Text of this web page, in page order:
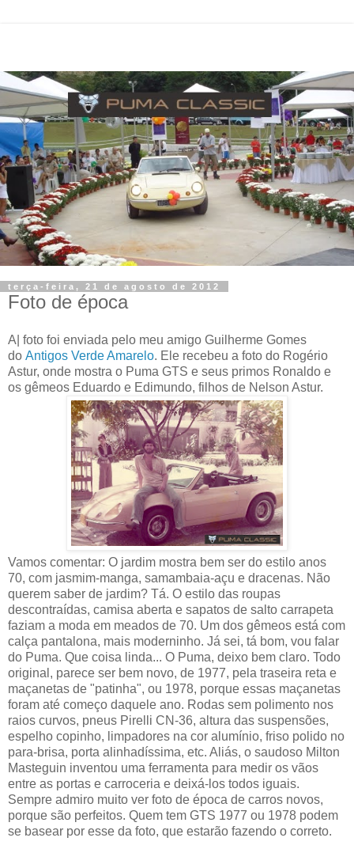
terça-feira, 21 de agosto de 2012
Foto de época
A| foto foi enviada pelo meu amigo Guilherme Gomes
do Antigos Verde Amarelo. Ele recebeu a foto do Rogério
Astur, onde mostra o Puma GTS e seus primos Ronaldo e
os gêmeos Eduardo e Edimundo, filhos de Nelson Astur.
Vamos comentar: O jardim mostra bem ser do estilo anos
70, com jasmim-manga, samambaia-açu e dracenas. Não
querem saber de jardim? Tá. O estilo das roupas
descontraídas, camisa aberta e sapatos de salto carrapeta
faziam a moda em meados de 70. Um dos gêmeos está com
calça pantalona, mais moderninho. Já sei, tá bom, vou falar
do Puma. Que coisa linda... O Puma, deixo bem claro. Todo
original, parece ser bem novo, de 1977, pela traseira reta e
maçanetas de "patinha", ou 1978, porque essas maçanetas
foram até começo daquele ano. Rodas sem polimento nos
raios curvos, pneus Pirelli CN-36, altura das suspensões,
espelho copinho, limpadores na cor alumínio, friso polido no
para-brisa, porta alinhadíssima, etc. Aliás, o saudoso Milton
Masteguin inventou uma ferramenta para medir os vãos
entre as portas e carroceria e deixá-los todos iguais.
Sempre admiro muito ver foto de época de carros novos,
porque são perfeitos. Quem tem GTS 1977 ou 1978 podem
se basear por esse da foto, que estarão fazendo o correto.